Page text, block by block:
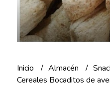
Inicio Almacén
Cereales Bocaditos de